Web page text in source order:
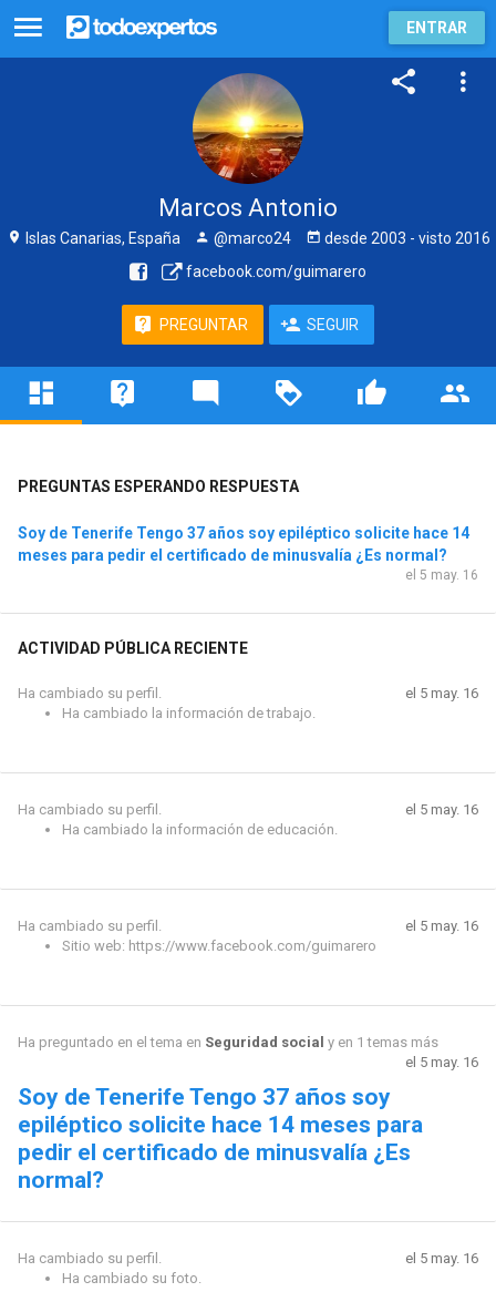
ENTRAR
Marcos Antonio
Islas Canarias, España @marco24 desde 2003 - visto 2016
facebook.com/guimarero
PREGUNTAR SEGUIR
PREGUNTAS ESPERANDO RESPUESTA
Soy de Tenerife Tengo 37 años soy epiléptico solicite hace 14
meses para pedir el certificado de minusvalía ¿Es normal?
el 5 may. 16
ACTIVIDAD PÚBLICA RECIENTE
Ha cambiado su perfil.
Ha cambiado la información de trabajo.
el 5 may. 16
Ha cambiado su perfil.
Ha cambiado la información de educación.
el 5 may. 16
Ha cambiado su perfil.
Sitio web: https://www.facebook.com/guimarero
el 5 may. 16
Ha preguntado en el tema en Seguridad social y en 1 temas más
el 5 may. 16
Soy de Tenerife Tengo 37 años soy
epiléptico solicite hace 14 meses para
pedir el certificado de minusvalía ¿Es
normal?
Ha cambiado su perfil.
Ha cambiado su foto.
el 5 may. 16